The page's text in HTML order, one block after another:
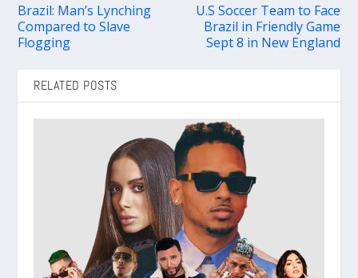
Brazil: Man’s Lynching
Compared to Slave
Flogging
U.S Soccer Team to Face
Brazil in Friendly Game
Sept 8 in New England
RELATED POSTS